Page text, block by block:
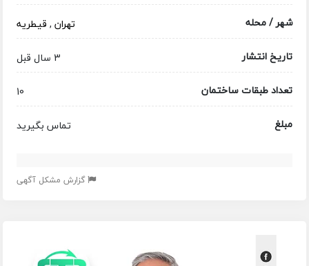
شهر / محله
تهران, قیطریه
تاریخ انتشار
3 سال قبل
تعداد طبقات ساختمان
10
مبلغ
تماس بگیرید
گزارش مشکل آگهی